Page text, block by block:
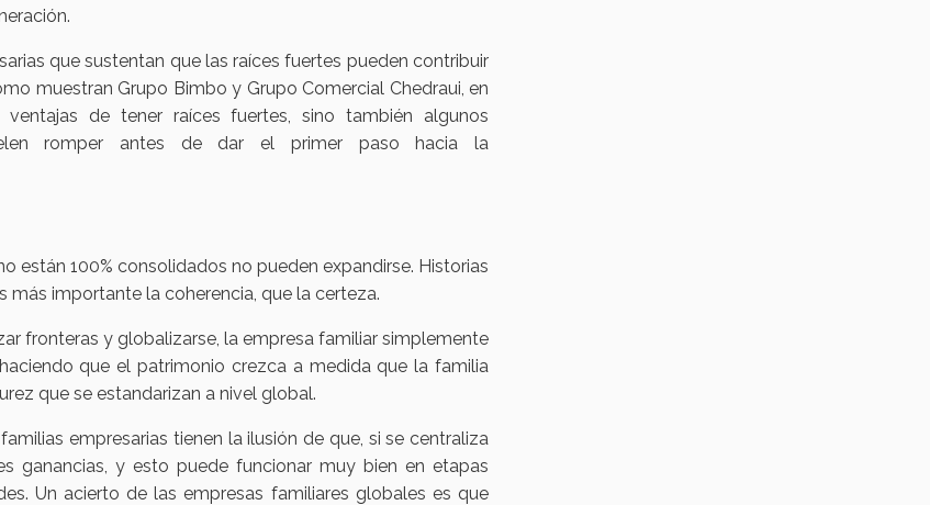
que sustentan que las raíces fuertes pueden contribuir
muestran Grupo Bimbo y Grupo Comercial Chedraui, en
de tener raíces fuertes, sino también algunos
romper antes de dar el primer paso hacia la
están 100% consolidados no pueden expandirse. Historias
importante la coherencia, que la certeza.
fronteras y globalizarse, la empresa familiar simplemente
que el patrimonio crezca a medida que la familia
que se estandarizan a nivel global.
empresarias tienen la ilusión de que, si se centraliza
ganancias, y esto puede funcionar muy bien en etapas
Un acierto de las empresas familiares globales es que